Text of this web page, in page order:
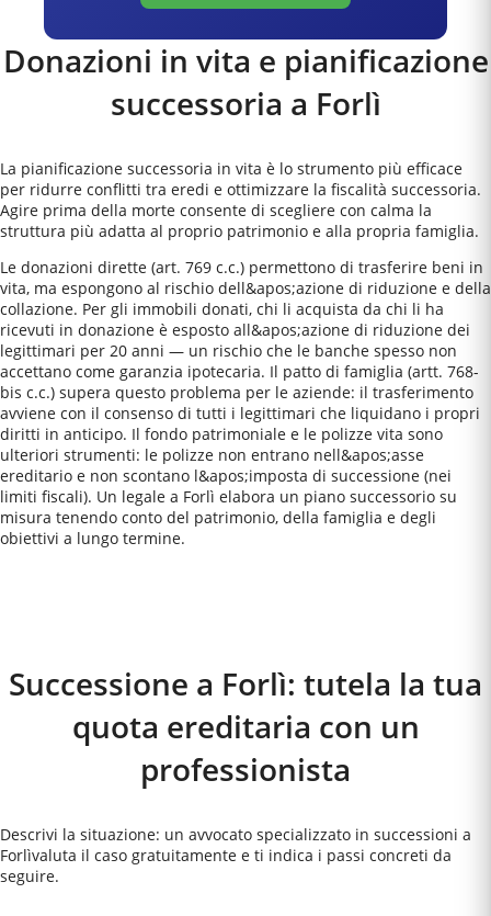
Donazioni in vita e pianificazione
successoria a Forlì
La pianificazione successoria in vita è lo strumento più efficace
per ridurre conflitti tra eredi e ottimizzare la fiscalità successoria.
Agire prima della morte consente di scegliere con calma la
struttura più adatta al proprio patrimonio e alla propria famiglia.
Le donazioni dirette (art. 769 c.c.) permettono di trasferire beni in
vita, ma espongono al rischio dell&apos;azione di riduzione e della
collazione. Per gli immobili donati, chi li acquista da chi li ha
ricevuti in donazione è esposto all&apos;azione di riduzione dei
legittimari per 20 anni — un rischio che le banche spesso non
accettano come garanzia ipotecaria. Il patto di famiglia (artt. 768-
bis c.c.) supera questo problema per le aziende: il trasferimento
avviene con il consenso di tutti i legittimari che liquidano i propri
diritti in anticipo. Il fondo patrimoniale e le polizze vita sono
ulteriori strumenti: le polizze non entrano nell&apos;asse
ereditario e non scontano l&apos;imposta di successione (nei
limiti fiscali). Un legale a Forlì elabora un piano successorio su
misura tenendo conto del patrimonio, della famiglia e degli
obiettivi a lungo termine.
Successione a Forlì: tutela la tua
quota ereditaria con un
professionista
Descrivi la situazione: un avvocato specializzato in successioni a
Forlìvaluta il caso gratuitamente e ti indica i passi concreti da
seguire.